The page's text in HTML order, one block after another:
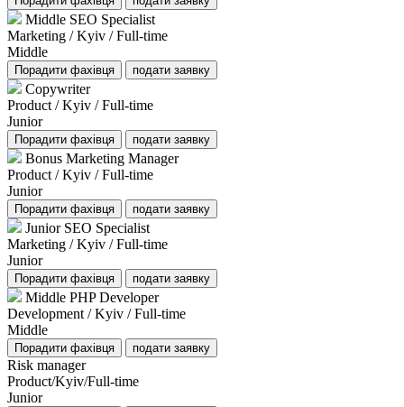
Middle SEO Specialist
Marketing / Kyiv / Full-time
Middle
Порадити фахівця подати заявку
Copywriter
Product / Kyiv / Full-time
Junior
Порадити фахівця подати заявку
Bonus Marketing Manager
Product / Kyiv / Full-time
Junior
Порадити фахівця подати заявку
Junior SEO Specialist
Marketing / Kyiv / Full-time
Junior
Порадити фахівця подати заявку
Middle PHP Developer
Development / Kyiv / Full-time
Middle
Порадити фахівця подати заявку
Risk manager
Product/Kyiv/Full-time
Junior